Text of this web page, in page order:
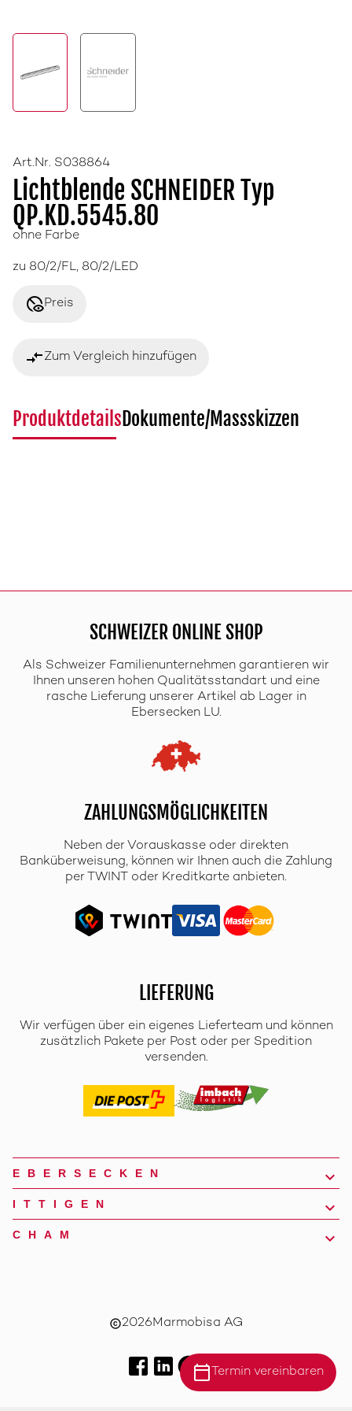
Art.Nr. S038864
Lichtblende SCHNEIDER Typ
QP.KD.5545.80
ohne Farbe
zu 80/2/FL, 80/2/LED
disabled_visiblePreis
compare_arrowsZum Vergleich hinzufügen
ProduktdetailsDokumente/Massskizzen
SCHWEIZER ONLINE SHOP
Als Schweizer Familienunternehmen garantieren wir
Ihnen unseren hohen Qualitätsstandart und eine
rasche Lieferung unserer Artikel ab Lager in
Ebersecken LU.
ZAHLUNGSMÖGLICHKEITEN
Neben der Vorauskasse oder direkten
Banküberweisung, können wir Ihnen auch die Zahlung
per TWINT oder Kreditkarte anbieten.
LIEFERUNG
Wir verfügen über ein eigenes Lieferteam und können
zusätzlich Pakete per Post oder per Spedition
versenden.
calendar_today Termin vereinbaren
EBERSECKEN
ITTIGEN
CHAM
copyright2026Marmobisa AG